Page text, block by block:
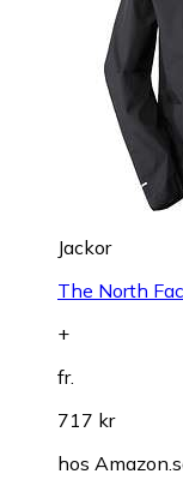
Jackor
The North
+
fr.
717 kr
hos